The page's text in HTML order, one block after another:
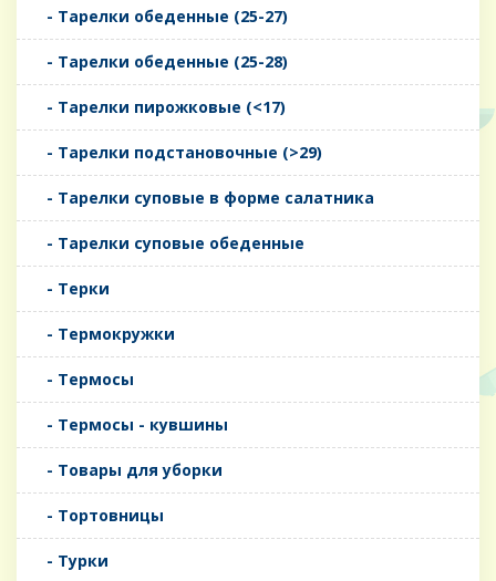
- Тарелки обеденные (25-27)
- Тарелки обеденные (25-28)
- Тарелки пирожковые (<17)
- Тарелки подстановочные (>29)
- Тарелки суповые в форме салатника
- Тарелки суповые обеденные
- Терки
- Термокружки
- Термосы
- Термосы - кувшины
- Товары для уборки
- Тортовницы
- Турки